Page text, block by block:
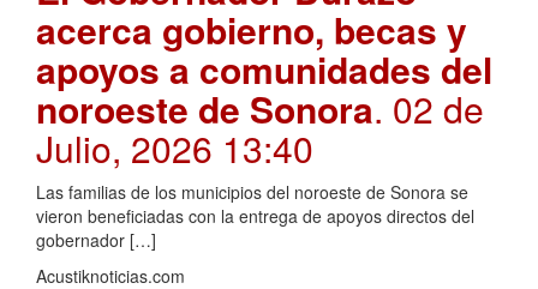
acerca gobierno, becas y
apoyos a comunidades del
noroeste de Sonora. 02 de
Julio, 2026 13:40
Las familias de los municipios del noroeste de Sonora se
vieron beneficiadas con la entrega de apoyos directos del
gobernador […]
Acustiknoticias.com